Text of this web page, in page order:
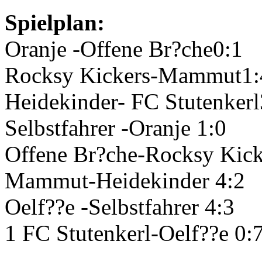
Spielplan:
Oranje -Offene Br?che0:1
Rocksy Kickers-
Heidekinder- FC
Selbstfahrer -Oranje 1:0
Offene Br?che-Rocksy
Mammut-Heidekinder 4:2
Oelf??e -Selbstfahrer 4:3
1 FC Stutenkerl-Oelf??e